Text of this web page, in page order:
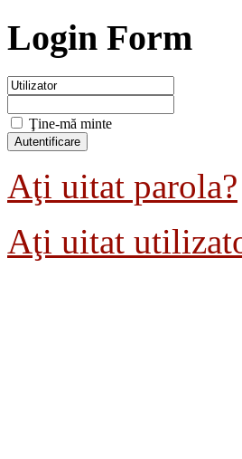
Login Form
Ţine-mă minte
Aţi uitat parola?
Aţi uitat